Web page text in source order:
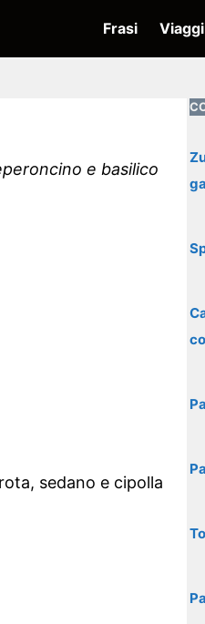
Frasi Viaggi
e basilico
sedano e cipolla